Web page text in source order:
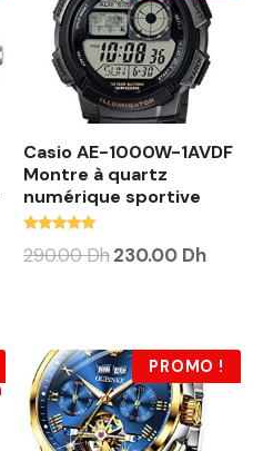
Casio AE-1000W-1AVDF
Montre à quartz
numérique sportive
4.88
290.00Dh230.00 Dh
PROMO !